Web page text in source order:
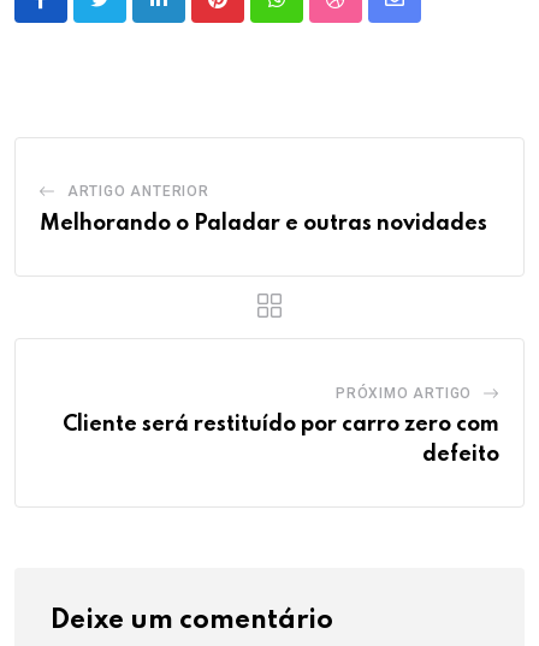
LinkedInPinterestWhatsappStumbleUpon
Share
ARTIGO ANTERIOR
Melhorando o Paladar e outras novidades
PRÓXIMO ARTIGO
Cliente será restituído por carro zero com
defeito
Deixe um comentário